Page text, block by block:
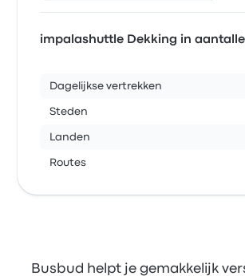
impalashuttle Dekking in
Dagelijkse vertrekken
Steden
Landen
Routes
Busbud helpt je gemakkelijk